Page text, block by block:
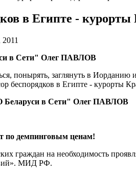
в Египте - курорты
в Сети" Олег ПАВЛОВ
по­нырять, заглянуть в
беспорядков в Египте - курорты
Беларуси в Сети" Олег ПАВЛОВ
по демпинговым ценам!
граждан на необходимость
МИД РФ.